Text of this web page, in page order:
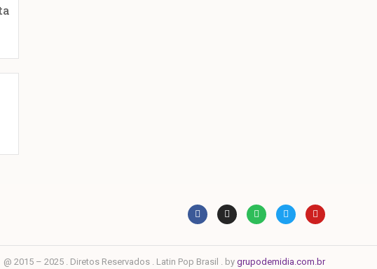
@ 2015 – 2025 . Diretos Reservados . Latin Pop Brasil . by grupodemidia.com.br